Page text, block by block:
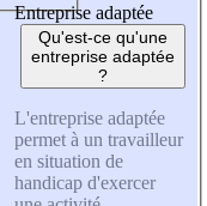
Entreprise adaptée
Qu'est-ce qu'une
entreprise adaptée
?
L'entreprise adaptée
permet à un travailleur
en situation de
handicap d'exercer